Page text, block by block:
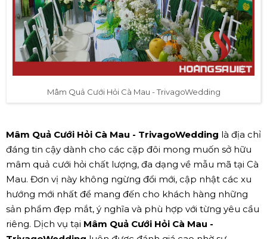
Mâm Quả Cưới Hỏi Cà Mau - TrivagoWedding
Mâm Quả Cưới Hỏi Cà Mau - TrivagoWedding là địa chỉ
đáng tin cậy dành cho các cặp đôi mong muốn sở hữu
mâm quả cưới hỏi chất lượng, đa dạng về mẫu mã tại Cà
Mau. Đơn vị này không ngừng đổi mới, cập nhật các xu
hướng mới nhất để mang đến cho khách hàng những
sản phẩm đẹp mắt, ý nghĩa và phù hợp với từng yêu cầu
riêng. Dịch vụ tại Mâm Quả Cưới Hỏi Cà Mau -